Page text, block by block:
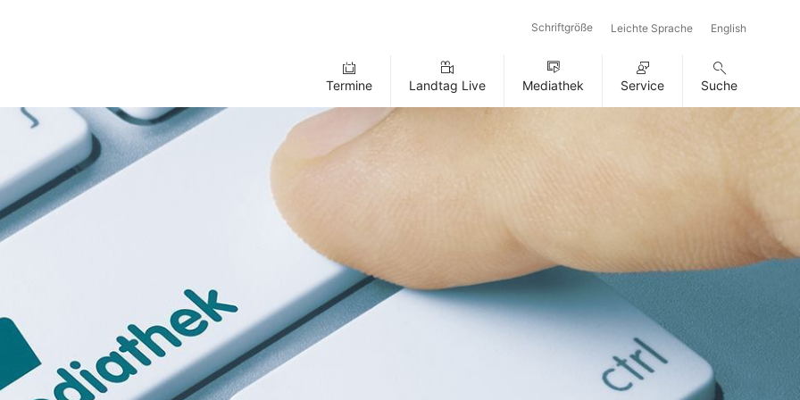
Schriftgröße Leichte Sprache English
Termine Landtag Live Mediathek Service Suche